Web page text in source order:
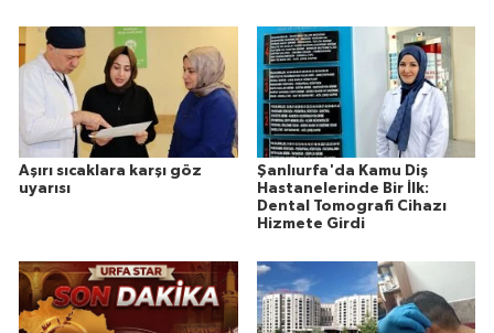
Aşırı sıcaklara karşı göz
uyarısı
Şanlıurfa'da Kamu Diş
Hastanelerinde Bir İlk:
Dental Tomografi Cihazı
Hizmete Girdi